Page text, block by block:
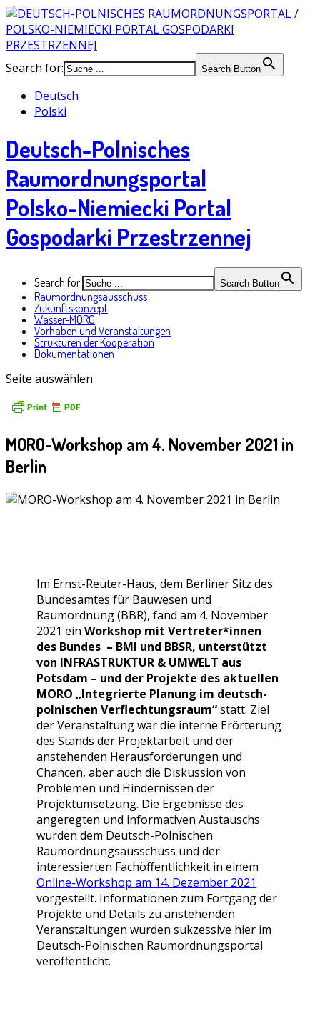
Search for: Search Button
Deutsch
Polski
Deutsch-Polnisches
Raumordnungsportal
Polsko-Niemiecki Portal
Gospodarki Przestrzennej
Search for: Search Button
Raumordnungsausschuss
Zukunftskonzept
Wasser-MORO
Vorhaben und Veranstaltungen
Strukturen der Kooperation
Dokumentationen
Seite auswählen
MORO-Workshop am 4. November 2021 in
Berlin
Im Ernst-Reuter-Haus, dem Berliner Sitz des
Bundesamtes für Bauwesen und
Raumordnung (BBR), fand am 4. November
2021 einWorkshop mit Vertreter*innen
des Bundes – BMI und BBSR, unterstützt
von INFRASTRUKTUR & UMWELT aus
Potsdam – und der Projekte des aktuellen
MORO „Integrierte Planung im deutsch-
polnischen Verflechtungsraum“statt. Ziel
der Veranstaltung war die interne Erörterung
des Stands der Projektarbeit und der
anstehenden Herausforderungen und
Chancen, aber auch die Diskussion von
Problemen und Hindernissen der
Projektumsetzung. Die Ergebnisse des
angeregten und informativen Austauschs
wurden dem Deutsch-Polnischen
Raumordnungsausschuss und der
interessierten Fachöffentlichkeit in einem
Online-Workshop am 14. Dezember 2021
vorgestellt. Informationen zum Fortgang der
Projekte und Details zu anstehenden
Veranstaltungen wurden sukzessive hier im
Deutsch-Polnischen Raumordnungsportal
veröffentlicht.